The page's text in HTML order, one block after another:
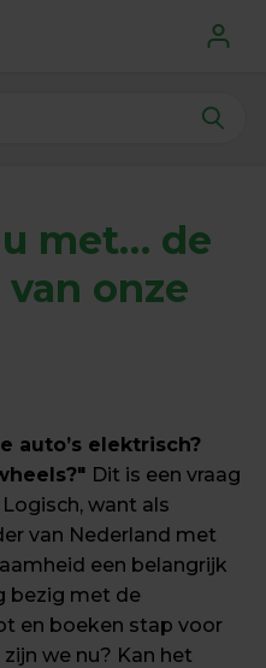
met… de
onze
auto’s elektrisch?
Dit is een vraag
want als
van Nederland met
een belangrijk
bezig met de
en boeken stap voor
we nu? Kan het